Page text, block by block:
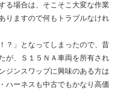
る場合は、そこそこ大変な作業
りますので何もトラブルなけれ
？」となってしまったので、昔
が、Ｓ１５ＮＡ車両を所有され
ジンスワップに興味のある方は
ハーネスも中古でもかなり高価